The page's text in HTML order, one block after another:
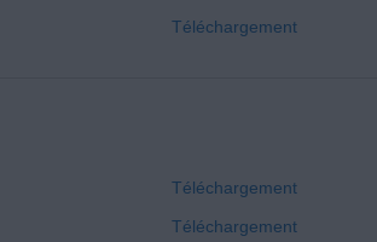
Téléchargement
Téléchargement
Téléchargement